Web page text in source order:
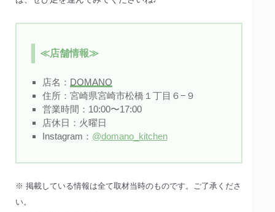
≪店舗情報≫
店名： DOMANO
住所：宮崎県宮崎市松橋１丁目６−９
営業時間：10:00〜17:00
店休日：火曜日
Instagram： @domano_kitchen
※ 掲載している情報は全て取材当時のものです。ご了承くださ
い。